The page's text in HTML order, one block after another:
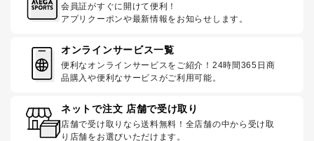
会員証がすぐに開けて便利！
アプリクーポンや最新情報をお知らせします。
オンラインサービス一覧
便利なオンラインサービスをご紹介！24時間365日商
品購入や便利なサービスがご利用可能。
ネットで注文 店舗で受け取り
店舗で受け取りなら送料無料！全店舗の中から受け取
り店舗をお選びいただけます。